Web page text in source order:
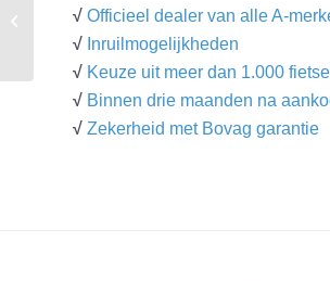
√ Officieel dealer van alle A-
√ Inruilmogelijkheden
√ Keuze uit meer dan 1.000
√ Binnen drie maanden na
√ Zekerheid met Bovag garantie
Gazelle Medeo T10